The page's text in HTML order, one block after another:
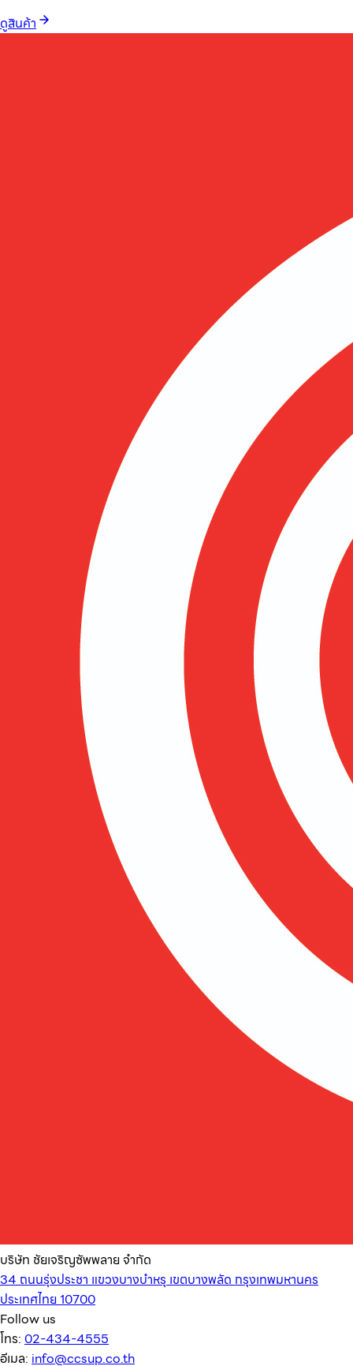
ดูสินค้า
บริษัท ชัยเจริญซัพพลาย จำกัด
34 ถนนรุ่งประชา แขวงบางบำหรุ เขตบางพลัด กรุงเทพมหานคร
ประเทศไทย 10700
Follow us
โทร: 02-434-4555
อีเมล: info@ccsup.co.th